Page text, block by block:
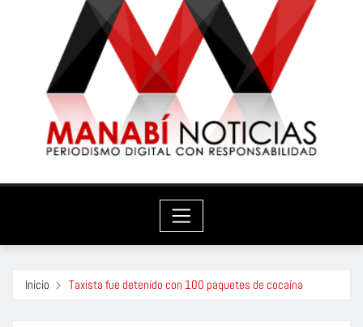
Inicio Taxista fue detenido con 100 paquetes de cocaína